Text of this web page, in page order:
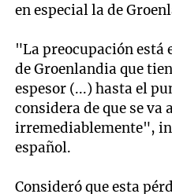
en especial la de
"La preocupación está
de Groenlandia que
espesor (...) hasta el
considera de que se va
irremediablemente",
español.
Consideró que esta